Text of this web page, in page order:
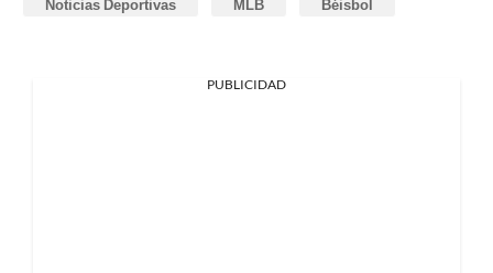
Noticias Deportivas MLB Béisbol
PUBLICIDAD